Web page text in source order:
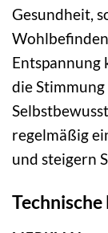
Gesundheit,
Entspannung
die
regelmäßig
und steigern